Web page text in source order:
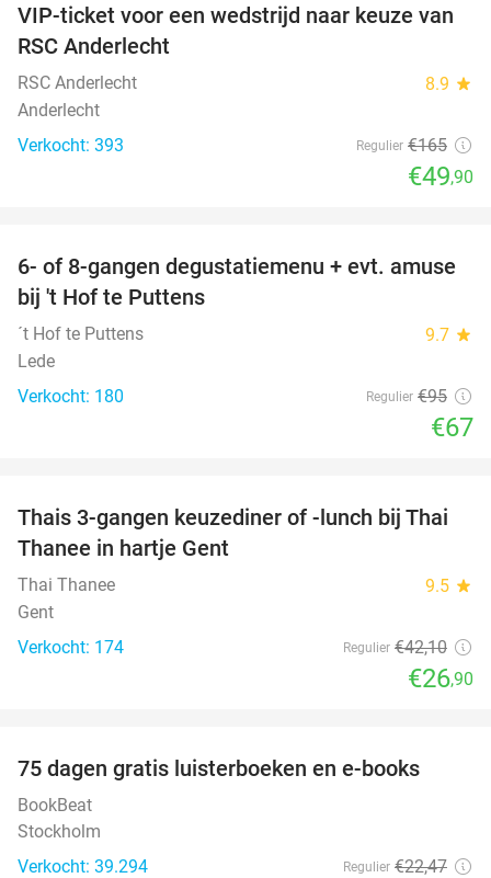
70%
VIP-ticket voor een wedstrijd naar keuze van
RSC Anderlecht
RSC Anderlecht 8.9 star
Anderlecht
Verkocht: 393
Regulier €165
€49,90
29%
6- of 8-gangen degustatiemenu + evt. amuse
bij 't Hof te Puttens
´t Hof te Puttens 9.7 star
Lede
Verkocht: 180
Regulier €95
€67
36%
Thais 3-gangen keuzediner of -lunch bij Thai
Thanee in hartje Gent
Thai Thanee 9.5 star
Gent
Verkocht: 174
Regulier €42,10
€26,90
75 dagen gratis luisterboeken en e-books
BookBeat
Stockholm
Verkocht: 39.294
Regulier €22,47